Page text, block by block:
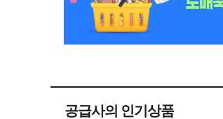
공급사의 인기상품